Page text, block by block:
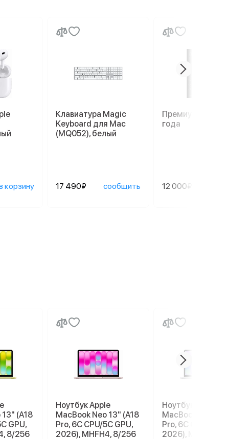
корзину
Клавиатура Magic
Keyboard для Mac
(MQ052), белый
17 490₽ сообщить
Премиум
года
12 000₽
(A18
GPU,
8/256
Ноутбук Apple
MacBook Neo 13" (A18
Pro, 6C СPU/5С GPU,
2026), MHFH4, 8/256
Ноутбук Apple
MacBook Neo 13"
Pro, 6C СPU/5С
2026), MHFC4,